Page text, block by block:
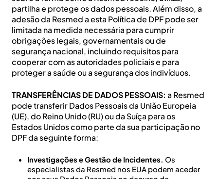
partilha e protege os dados pessoais. Além disso, a
adesão da Resmed a esta Política de DPF pode ser
limitada na medida necessária para cumprir
obrigações legais, governamentais ou de
segurança nacional, incluindo requisitos para
cooperar com as autoridades policiais e para
proteger a saúde ou a segurança dos indivíduos.
TRANSFERÊNCIAS DE DADOS PESSOAIS: a Resmed
pode transferir Dados Pessoais da União Europeia
(UE), do Reino Unido (RU) ou da Suíça para os
Estados Unidos como parte da sua participação no
DPF da seguinte forma:
Investigações e Gestão de Incidentes. Os
especialistas da Resmed nos EUA podem aceder